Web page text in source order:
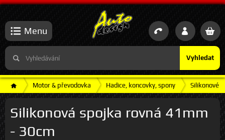
Vyhledat
Menu
Motor & převodovka Hadice, koncovky, spony Silikonové
Silikonová spojka rovná 41mm
- 30cm